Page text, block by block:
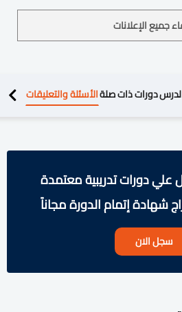
جميع الإعلانات
دورات ذات صلةالأسئلة والتعليقات
دورات تدريبية معتمدة
شهادة إتمام الدورة مجاناً
سجل الان